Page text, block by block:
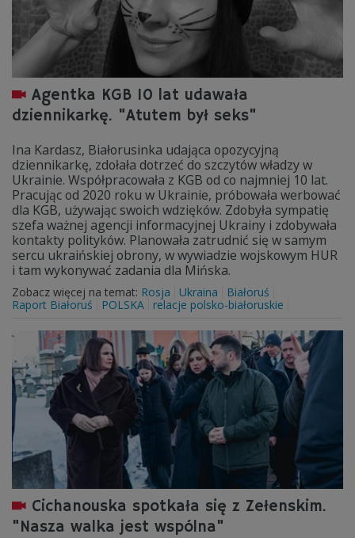
Agentka KGB 10 lat udawała
dziennikarkę. "Atutem był seks"
Ina Kardasz, Białorusinka udająca opozycyjną
dziennikarkę, zdołała dotrzeć do szczytów władzy w
Ukrainie. Współpracowała z KGB od co najmniej 10 lat.
Pracując od 2020 roku w Ukrainie, próbowała werbować
dla KGB, używając swoich wdzięków. Zdobyła sympatię
szefa ważnej agencji informacyjnej Ukrainy i zdobywała
kontakty polityków. Planowała zatrudnić się w samym
sercu ukraińskiej obrony, w wywiadzie wojskowym HUR
i tam wykonywać zadania dla Mińska.
Zobacz więcej na temat: Rosja Ukraina
Białoruś
Raport Białoruś
POLSKA relacje polsko-białoruskie
Cichanouska spotkała się z Zełenskim.
"Nasza walka jest wspólna"